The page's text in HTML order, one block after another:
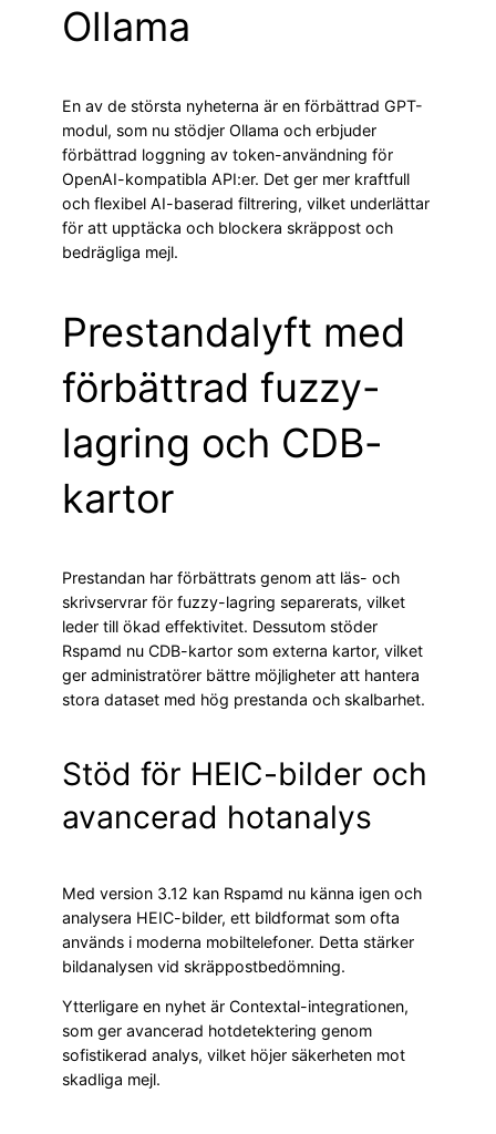
Ollama
En av de största nyheterna är en förbättrad GPT-
modul, som nu stödjer Ollama och erbjuder
förbättrad loggning av token-användning för
OpenAI-kompatibla API:er. Det ger mer kraftfull
och flexibel AI-baserad filtrering, vilket underlättar
för att upptäcka och blockera skräppost och
bedrägliga mejl.
Prestandalyft med
förbättrad fuzzy-
lagring och CDB-
kartor
Prestandan har förbättrats genom att läs- och
skrivservrar för fuzzy-lagring separerats, vilket
leder till ökad effektivitet. Dessutom stöder
Rspamd nu CDB-kartor som externa kartor, vilket
ger administratörer bättre möjligheter att hantera
stora dataset med hög prestanda och skalbarhet.
Stöd för HEIC-bilder och
avancerad hotanalys
Med version 3.12 kan Rspamd nu känna igen och
analysera HEIC-bilder, ett bildformat som ofta
används i moderna mobiltelefoner. Detta stärker
bildanalysen vid skräppostbedömning.
Ytterligare en nyhet är Contextal-integrationen,
som ger avancerad hotdetektering genom
sofistikerad analys, vilket höjer säkerheten mot
skadliga mejl.